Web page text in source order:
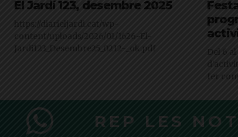
El Jardí 123, desembre 2025
https://diarieljardi.cat/wp-
content/uploads/2026/01/1626-El-
Jardi123_Desembre25_0212-_ok.pdf
Del 6
fer
REP LES